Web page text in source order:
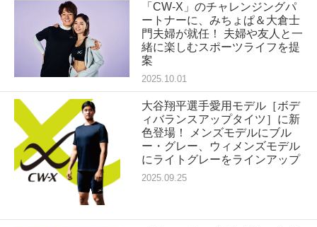
「CW-X」のチャレンジングパ
ートナーに、みちょぱ＆大倉士
門夫婦が就任！ 夫婦や友人と一
緒に楽しむスポーツライフを提
案
2025.10.01
大谷翔平選手愛用モデル［ボデ
ィバランスアップタイツ］に新
色登場！ メンズモデルにブル
ー・グレー、ウィメンズモデル
にライトグレーをラインアップ
2025.09.25